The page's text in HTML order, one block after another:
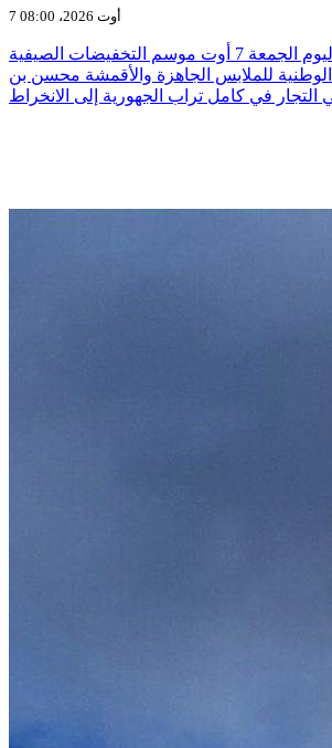
7 أوت 2026، 08:00
ينطلق بداية من اليوم الجمعة 7 أوت موسم التخفيضات الصيفية
للملابس الجاهزة والأقمشة محسن بن